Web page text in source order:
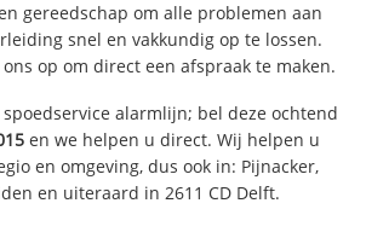
gereedschap om alle problemen aan
snel en vakkundig op te lossen.
op om direct een afspraak te maken.
alarmlijn; bel deze ochtend
en we helpen u direct. Wij helpen u
en omgeving, dus ook in: Pijnacker,
en uiteraard in 2611 CD Delft.